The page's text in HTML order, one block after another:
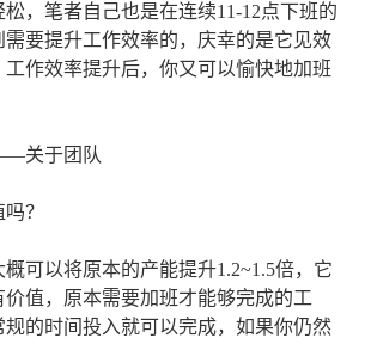
，笔者自己也是在连续11-12点下班的
要提升工作效率的，庆幸的是它见效
作效率提升后，你又可以愉快地加班
关于团队
？
可以将原本的产能提升1.2~1.5倍，它
值，原本需要加班才能够完成的工
的时间投入就可以完成，如果你仍然